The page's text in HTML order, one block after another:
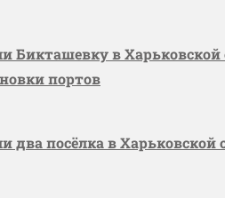
Бикташевку в Харьковской
портов
два посёлка в Харьковской